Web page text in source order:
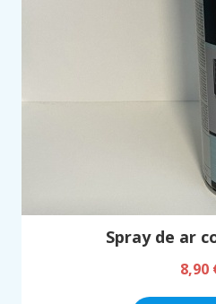
Spray de ar
8,90